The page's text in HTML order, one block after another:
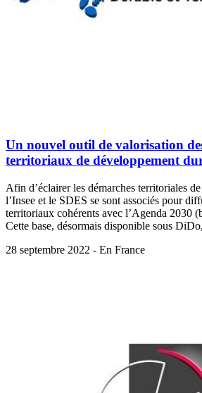
Un nouvel outil de valorisation
territoriaux de développement
Afin d’éclairer les démarches territoriales
l’Insee et le SDES se sont associés pour
territoriaux cohérents avec l’Agenda 2030
Cette base, désormais disponible sous
28 septembre 2022 - En France